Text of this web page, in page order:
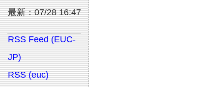
最新：07/28 16:47
RSS Feed (EUC-
JP)
RSS (euc)